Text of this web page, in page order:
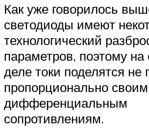
Как уже говорилось
светодиоды имеют
технологический
параметров, поэтому
деле токи поделятся не
пропорционально своим
дифференциальным
сопротивлениям.